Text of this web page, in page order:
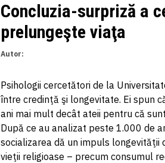
Concluzia-surpriză a
prelungeşte viaţa
Autor:
Psihologii cercetători de la
între credinţă şi longevitate. Ei spun
ani mai mult decât ateii pentru că
După ce au analizat peste 1.000 de
socializarea dă un impuls longevităţii
vieţii religioase – precum consumul